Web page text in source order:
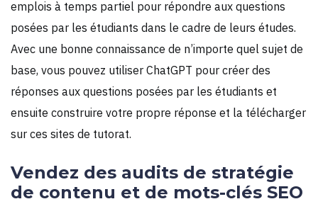
emplois à temps partiel pour répondre aux questions
posées par les étudiants dans le cadre de leurs études.
Avec une bonne connaissance de n’importe quel sujet de
base, vous pouvez utiliser ChatGPT pour créer des
réponses aux questions posées par les étudiants et
ensuite construire votre propre réponse et la télécharger
sur ces sites de tutorat.
Vendez des audits de stratégie
de contenu et de mots-clés SEO